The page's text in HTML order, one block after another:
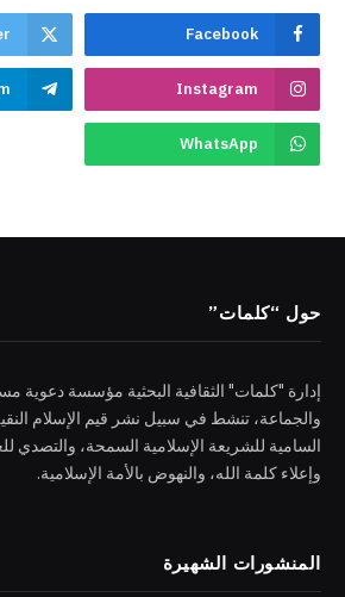
Facebook
Instagram
WhatsApp
حول “كلمات”
إدارة "كلمات" الثقافية البحثية مؤسسة دعوية
والجماعة، تنشط في سبيل نشر قيم الإسلام
السامية للشريعة الإسلامية السمحة، والتصدي
وإعلاء كلمة الله، والنهوض بالأمة الإسلامية.
المنشورات الشهيرة